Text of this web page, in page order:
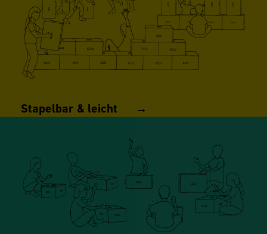
Stapelbar & leicht →